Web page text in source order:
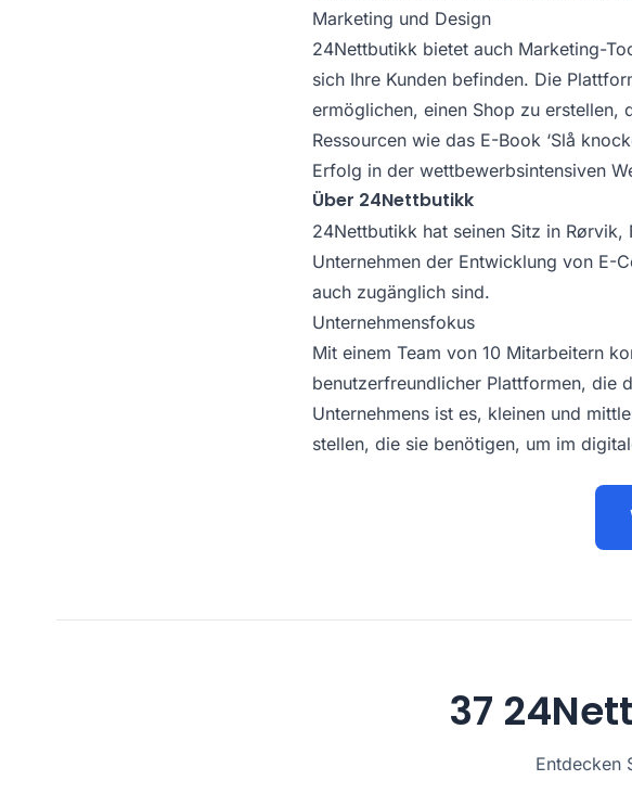
Marketing und Design
24Nettbutikk bietet auch Marketing-
sich Ihre Kunden befinden. Die
ermöglichen, einen Shop zu
Ressourcen wie das E-Book ‘Slå
Erfolg in der wettbewerbsintensiven
Über 24Nettbutikk
24Nettbutikk hat seinen Sitz in
Unternehmen der Entwicklung von E-
auch zugänglich sind.
Unternehmensfokus
Mit einem Team von 10 Mitarbeitern
benutzerfreundlicher Plattformen, die
Unternehmens ist es, kleinen und
stellen, die sie benötigen, um im
37
Entdecken